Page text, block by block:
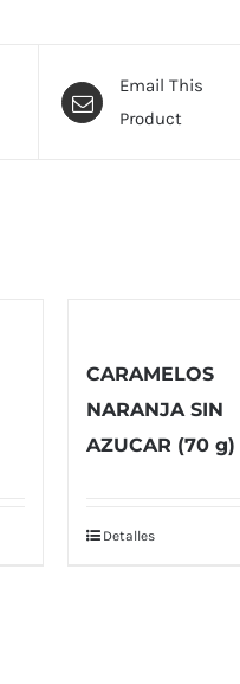
Email This
Product
CARAMELOS
NARANJA SIN
AZUCAR (70 g)
Detalles